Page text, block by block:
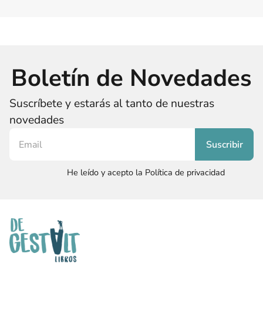
Boletín de Novedades
Suscríbete y estarás al tanto de nuestras
novedades
He leído y acepto la Política de privacidad